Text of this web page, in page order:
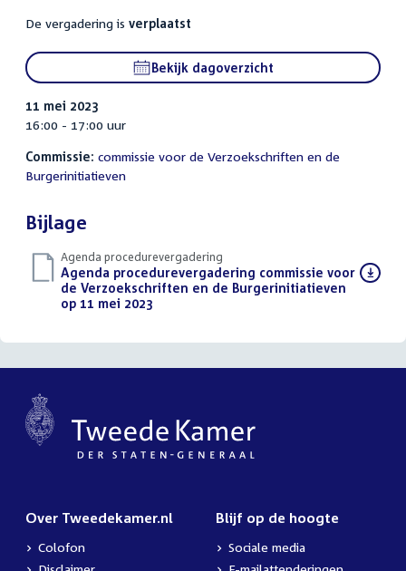
De vergadering is verplaatst
Bekijk dagoverzicht
11 mei 2023
16:00 - 17:00 uur
Commissie: commissie voor de Verzoekschriften en de
Burgerinitiatieven
Bijlage
Agenda procedurevergadering
Download
bestand:
Agenda procedurevergadering commissie voor
de Verzoekschriften en de Burgerinitiatieven
op 11 mei 2023
Over Tweedekamer.nl
Colofon
Blijf op de hoogte
Sociale media